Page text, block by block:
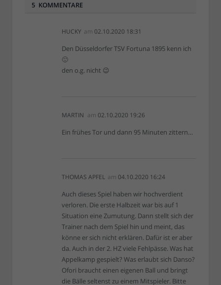
5 KOMMENTARE
HUCKY am 02.10.2020 18:31
Den Düsseldorfer TSV Fortuna 1895 kenn ich
🙂
den o.g. nicht 😉
MARTIN am 02.10.2020 19:26
Ein frühes Tor und dann 95 Minuten zittern…
THOMAS APFEL am 04.10.2020 16:24
Auch dieses Spiel haben wir hochverdient
verloren. Die erste Halbzeit war bis auf 1
Situation eine Zumutung. Dann stellt sich der
Trainer nach dem Spiel hin und meint, das
könne er sich nicht erklären. Dafür ist er aber
da. Auch in der 2. HZ viele Fehlpässe. Was hat
Appelkamp gespielt? Was erlaubt sich Danso?
Ofori braucht einen eigenen Ball und bringt
die Bälle seltenst zu einem Mitspieler. Bitte